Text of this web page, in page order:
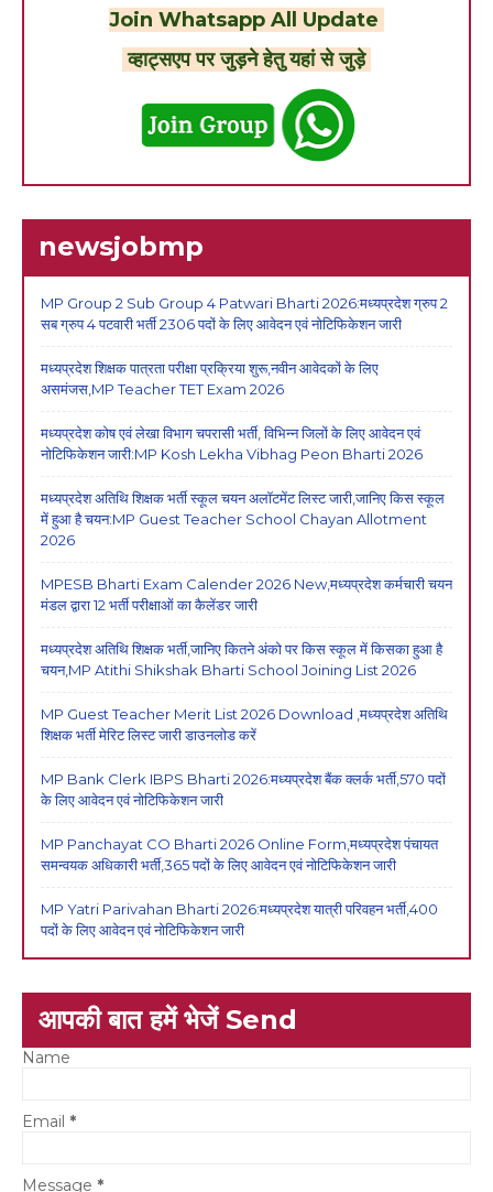
Join Whatsapp All Update
व्हाट्सएप पर जुड़ने हेतु यहां से जुड़े
newsjobmp
MP Group 2 Sub Group 4 Patwari Bharti 2026:मध्यप्रदेश ग्रुप 2
सब ग्रुप 4 पटवारी भर्ती 2306 पदों के लिए आवेदन एवं नोटिफिकेशन जारी
मध्यप्रदेश शिक्षक पात्रता परीक्षा प्रक्रिया शुरू,नवीन आवेदकों के लिए
असमंजस,MP Teacher TET Exam 2026
मध्यप्रदेश कोष एवं लेखा विभाग चपरासी भर्ती, विभिन्न जिलों के लिए आवेदन एवं
नोटिफिकेशन जारी:MP Kosh Lekha Vibhag Peon Bharti 2026
मध्यप्रदेश अतिथि शिक्षक भर्ती स्कूल चयन अलॉटमेंट लिस्ट जारी,जानिए किस स्कूल
में हुआ है चयन:MP Guest Teacher School Chayan Allotment
2026
MPESB Bharti Exam Calender 2026 New,मध्यप्रदेश कर्मचारी चयन
मंडल द्वारा 12 भर्ती परीक्षाओं का कैलेंडर जारी
मध्यप्रदेश अतिथि शिक्षक भर्ती,जानिए कितने अंको पर किस स्कूल में किसका हुआ है
चयन,MP Atithi Shikshak Bharti School Joining List 2026
MP Guest Teacher Merit List 2026 Download ,मध्यप्रदेश अतिथि
शिक्षक भर्ती मेरिट लिस्ट जारी डाउनलोड करें
MP Bank Clerk IBPS Bharti 2026:मध्यप्रदेश बैंक क्लर्क भर्ती,570 पदों
के लिए आवेदन एवं नोटिफिकेशन जारी
MP Panchayat CO Bharti 2026 Online Form,मध्यप्रदेश पंचायत
समन्वयक अधिकारी भर्ती,365 पदों के लिए आवेदन एवं नोटिफिकेशन जारी
MP Yatri Parivahan Bharti 2026:मध्यप्रदेश यात्री परिवहन भर्ती,400
पदों के लिए आवेदन एवं नोटिफिकेशन जारी
आपकी बात हमें भेजें Send
Name
Email *
Message *